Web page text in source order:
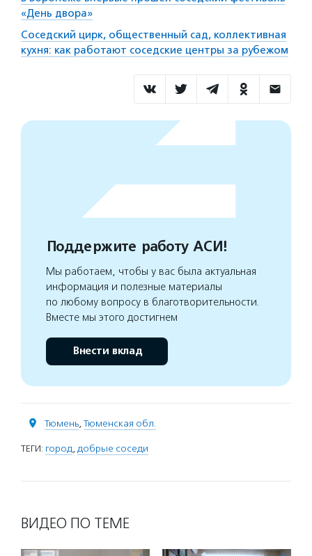
«День двора»
Соседский цирк, общественный сад, коллективная
кухня: как работают соседские центры за рубежом
Поддержите работу АСИ!
Мы работаем, чтобы у вас была актуальная
информация и полезные материалы
по любому вопросу в благотворительности.
Вместе мы этого достигнем
Внести вклад
Тюмень, Тюменская обл.
ТЕГИ: город, добрые соседи
ВИДЕО ПО ТЕМЕ